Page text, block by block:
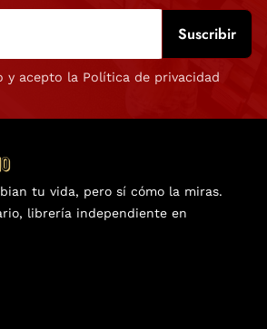
y acepto la Política de privacidad
tu vida, pero sí cómo la miras.
librería independiente en